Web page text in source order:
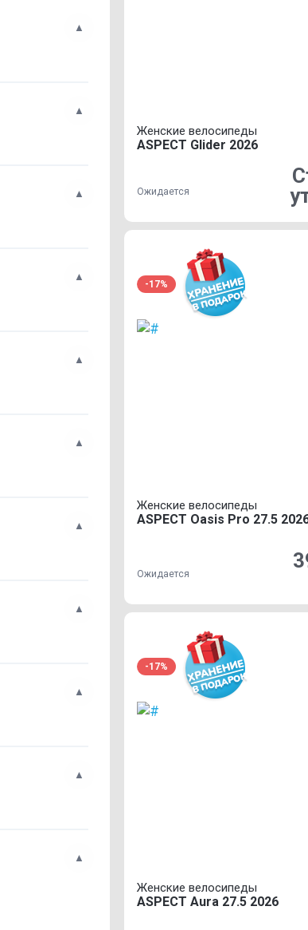
Женские велосипеды
ASPECT Glider 2026
Ожидается
-17%
Женские велосипеды
ASPECT Oasis Pro 27.5
Ожидается
-17%
Женские велосипеды
ASPECT Aura 27.5 2026